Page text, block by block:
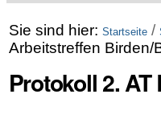
Sie sind hier: Startseite /
Arbeitstreffen Birden/
Protokoll 2.